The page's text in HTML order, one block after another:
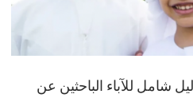
شامل للآباء الباحثين عن